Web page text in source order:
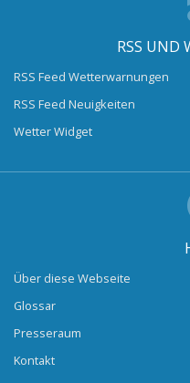
RSS UND
RSS Feed Wetterwarnungen
RSS Feed Neuigkeiten
Wetter Widget
Über diese Webseite
Glossar
Presseraum
Kontakt